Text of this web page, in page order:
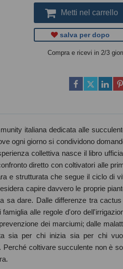
Metti nel carrello
salva per dopo
Compra e ricevi in 2/3
italiana dedicata alle
ogni giorno si condividono
collettiva nasce il libro
diretto con coltivatori alle
e strutturata che segue il ciclo di
capire davvero le proprie
sa dare. Dalle differenze tra
alle regole d'oro
dei marciumi; dalle
sia per chi inizia sia per chi
Perché coltivare succulente non è